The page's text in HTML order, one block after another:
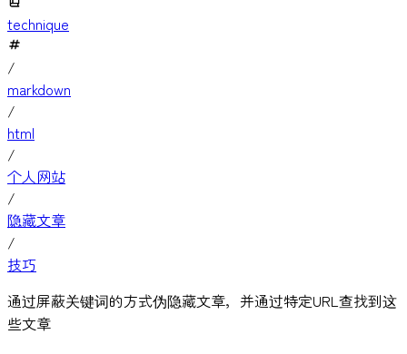
technique
/
markdown
/
html
/
个人网站
/
隐藏文章
/
技巧
通过屏蔽关键词的方式伪隐藏文章，并通过特定URL查找到这
些文章